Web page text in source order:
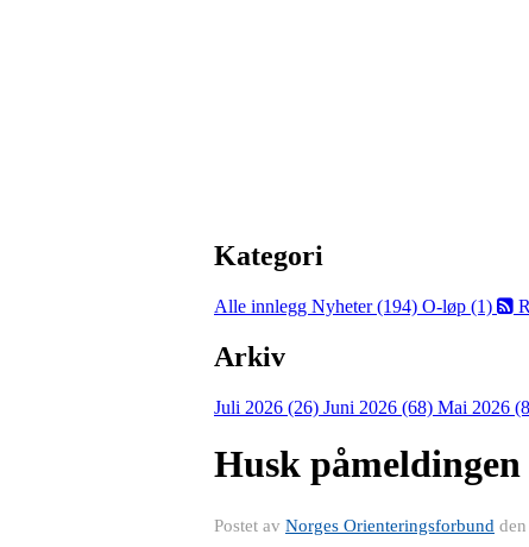
Kategori
Alle innlegg Nyheter (194) O-løp (1)
Arkiv
Juli 2026 (26) Juni 2026 (68) Mai 2026
Husk
Postet av Norges Orienteringsforbund den